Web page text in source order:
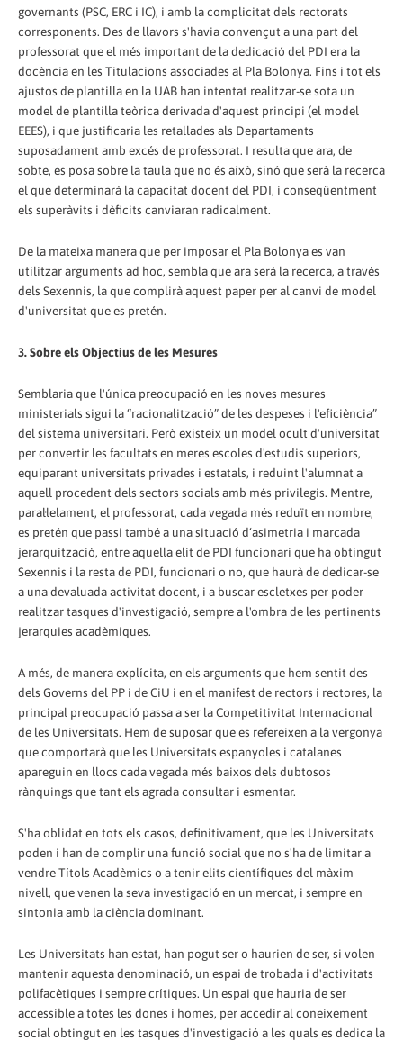
governants (PSC, ERC i IC), i amb la complicitat dels rectorats
corresponents. Des de llavors s'havia convençut a una part del
professorat que el més important de la dedicació del PDI era la
docència en les Titulacions associades al Pla Bolonya. Fins i tot els
ajustos de plantilla en la UAB han intentat realitzar-se sota un
model de plantilla teòrica derivada d'aquest principi (el model
EEES), i que justificaria les retallades als Departaments
suposadament amb excés de professorat. I resulta que ara, de
sobte, es posa sobre la taula que no és això, sinó que serà la recerca
el que determinarà la capacitat docent del PDI, i conseqüentment
els superàvits i dèficits canviaran radicalment.
De la mateixa manera que per imposar el Pla Bolonya es van
utilitzar arguments ad hoc, sembla que ara serà la recerca, a través
dels Sexennis, la que complirà aquest paper per al canvi de model
d'universitat que es pretén.
3. Sobre els Objectius de les Mesures
Semblaria que l'única preocupació en les noves mesures
ministerials sigui la “racionalització” de les despeses i l'eficiència”
del sistema universitari. Però existeix un model ocult d'universitat
per convertir les facultats en meres escoles d'estudis superiors,
equiparant universitats privades i estatals, i reduint l'alumnat a
aquell procedent dels sectors socials amb més privilegis. Mentre,
paral·lelament, el professorat, cada vegada més reduït en nombre,
es pretén que passi també a una situació d‘asimetria i marcada
jerarquització, entre aquella elit de PDI funcionari que ha obtingut
Sexennis i la resta de PDI, funcionari o no, que haurà de dedicar-se
a una devaluada activitat docent, i a buscar escletxes per poder
realitzar tasques d'investigació, sempre a l'ombra de les pertinents
jerarquies acadèmiques.
A més, de manera explícita, en els arguments que hem sentit des
dels Governs del PP i de CiU i en el manifest de rectors i rectores, la
principal preocupació passa a ser la Competitivitat Internacional
de les Universitats. Hem de suposar que es refereixen a la vergonya
que comportarà que les Universitats espanyoles i catalanes
apareguin en llocs cada vegada més baixos dels dubtosos
rànquings que tant els agrada consultar i esmentar.
S'ha oblidat en tots els casos, definitivament, que les Universitats
poden i han de complir una funció social que no s'ha de limitar a
vendre Títols Acadèmics o a tenir elits científiques del màxim
nivell, que venen la seva investigació en un mercat, i sempre en
sintonia amb la ciència dominant.
Les Universitats han estat, han pogut ser o haurien de ser, si volen
mantenir aquesta denominació, un espai de trobada i d'activitats
polifacètiques i sempre crítiques. Un espai que hauria de ser
accessible a totes les dones i homes, per accedir al coneixement
social obtingut en les tasques d'investigació a les quals es dedica la